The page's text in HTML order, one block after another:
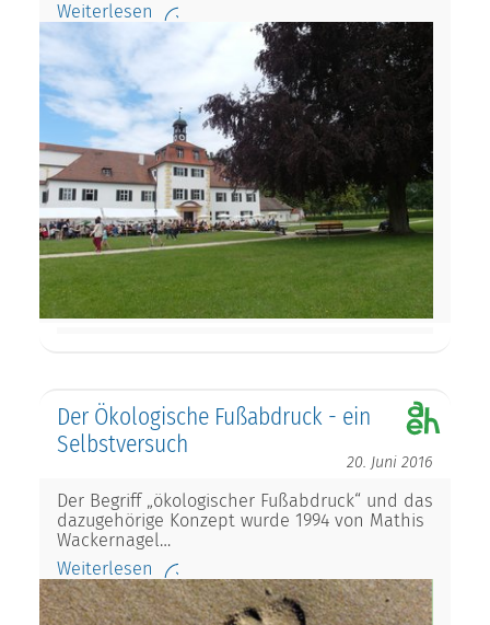
Weiterlesen
Der Ökologische Fußabdruck - ein
Selbstversuch
20. Juni 2016
Der Begriff „ökologischer Fußabdruck“ und das
dazugehörige Konzept wurde 1994 von Mathis
Wackernagel…
Weiterlesen